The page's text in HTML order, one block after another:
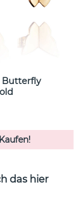
Butterfly
Kaufen!
das hier